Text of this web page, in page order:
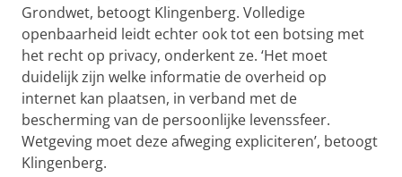
Grondwet, betoogt Klingenberg. Volledige
openbaarheid leidt echter ook tot een botsing met
het recht op privacy, onderkent ze. ‘Het moet
duidelijk zijn welke informatie de overheid op
internet kan plaatsen, in verband met de
bescherming van de persoonlijke levenssfeer.
Wetgeving moet deze afweging expliciteren’, betoogt
Klingenberg.